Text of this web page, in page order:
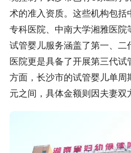
术的准入资质。这些机构包括
专科医院、中南大学湘雅医院
试管婴儿服务涵盖了第一、
医院更是具备了开展第三代试
方面，长沙市的试管婴儿单
元之间，具体金额则因夫妻双